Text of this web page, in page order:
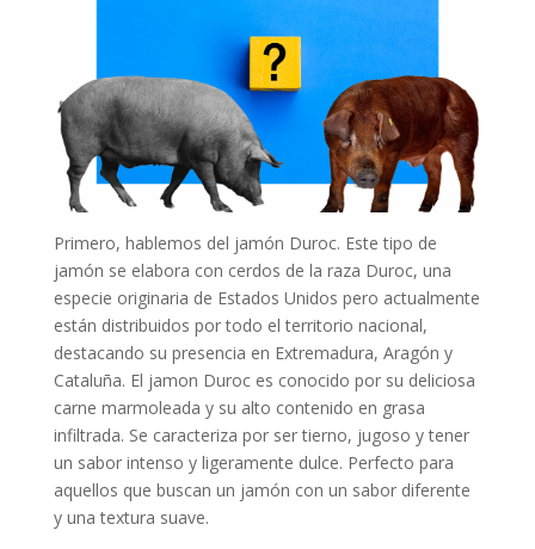
Primero, hablemos del jamón Duroc. Este tipo de
jamón se elabora con cerdos de la raza Duroc, una
especie originaria de Estados Unidos pero actualmente
están distribuidos por todo el territorio nacional,
destacando su presencia en Extremadura, Aragón y
Cataluña. El jamon Duroc es conocido por su deliciosa
carne marmoleada y su alto contenido en grasa
infiltrada. Se caracteriza por ser tierno, jugoso y tener
un sabor intenso y ligeramente dulce. Perfecto para
aquellos que buscan un jamón con un sabor diferente
y una textura suave.